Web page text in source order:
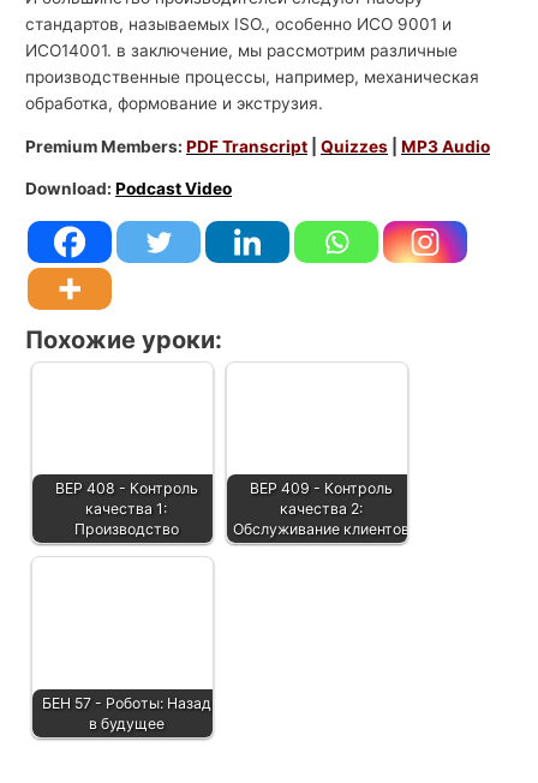
стандартов, называемых ISO., особенно ИСО 9001 и
ИСО14001. в заключение, мы рассмотрим различные
производственные процессы, например, механическая
обработка, формование и экструзия.
Premium Members:PDF Transcript |Quizzes |MP3 Audio
Download:Podcast Video
Похожие уроки:
BEP 408 - Контроль
качества 1:
Производство
BEP 409 - Контроль
качества 2:
Обслуживание клиентов
БЕН 57 - Роботы: Назад
в будущее